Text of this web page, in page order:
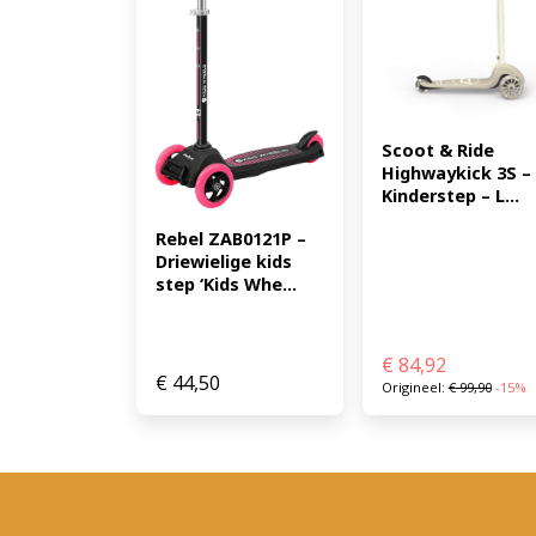
Rebel ZAB0121P –
Driewielige kids
step ‘Kids Whe...
€ 44,50
Scoot & Ride
Highwaykick 3S –
Kinderstep – L...
€ 84,92
Origineel:€99,90 -15%